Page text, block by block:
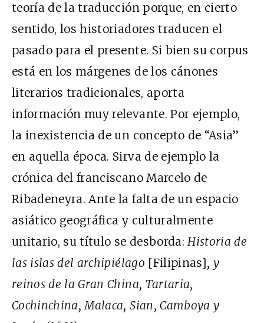
teoría de la traducción porque, en cierto
sentido, los historiadores traducen el
pasado para el presente. Si bien su corpus
está en los márgenes de los cánones
literarios tradicionales, aporta
información muy relevante. Por ejemplo,
la inexistencia de un concepto de “Asia”
en aquella época. Sirva de ejemplo la
crónica del franciscano Marcelo de
Ribadeneyra. Ante la falta de un espacio
asiático geográfica y culturalmente
unitario, su título se desborda:Historia de
las islas del archipiélago [Filipinas], y
reinos de la Gran China, Tartaria,
Cochinchina, Malaca, Sian, Camboya y